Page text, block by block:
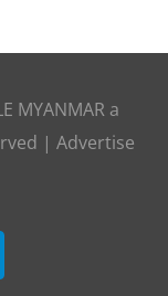
MYANMAR a
| Advertise